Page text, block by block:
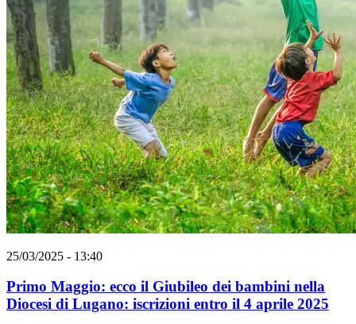
25/03/2025 - 13:40
Primo Maggio: ecco il Giubileo dei bambini nella
Diocesi di Lugano: iscrizioni entro il 4 aprile 2025